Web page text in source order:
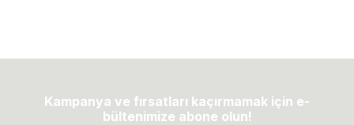
Kampanya ve fırsatları kaçırmamak için e-
bültenimize abone olun!